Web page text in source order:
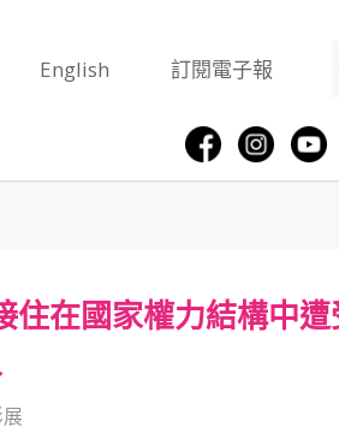
English 訂閱電子報
在國家權力結構中遭